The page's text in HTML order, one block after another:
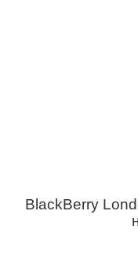
BlackBerry